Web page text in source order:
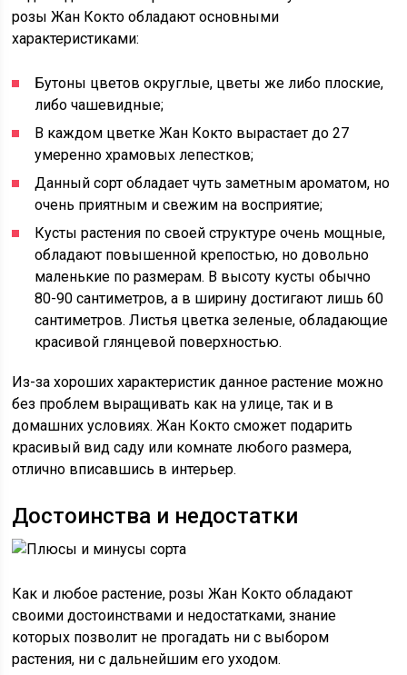
розы Жан Кокто обладают основными
характеристиками:
Бутоны цветов округлые, цветы же либо плоские,
либо чашевидные;
В каждом цветке Жан Кокто вырастает до 27
умеренно храмовых лепестков;
Данный сорт обладает чуть заметным ароматом, но
очень приятным и свежим на восприятие;
Кусты растения по своей структуре очень мощные,
обладают повышенной крепостью, но довольно
маленькие по размерам. В высоту кусты обычно
80-90 сантиметров, а в ширину достигают лишь 60
сантиметров. Листья цветка зеленые, обладающие
красивой глянцевой поверхностью.
Из-за хороших характеристик данное растение можно
без проблем выращивать как на улице, так и в
домашних условиях. Жан Кокто сможет подарить
красивый вид саду или комнате любого размера,
отлично вписавшись в интерьер.
Достоинства и недостатки
Как и любое растение, розы Жан Кокто обладают
своими достоинствами и недостатками, знание
которых позволит не прогадать ни с выбором
растения, ни с дальнейшим его уходом.